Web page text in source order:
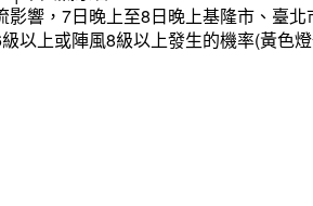
影響，7日晚上至8日晚上基隆市、臺
以上或陣風8級以上發生的機率(黃色